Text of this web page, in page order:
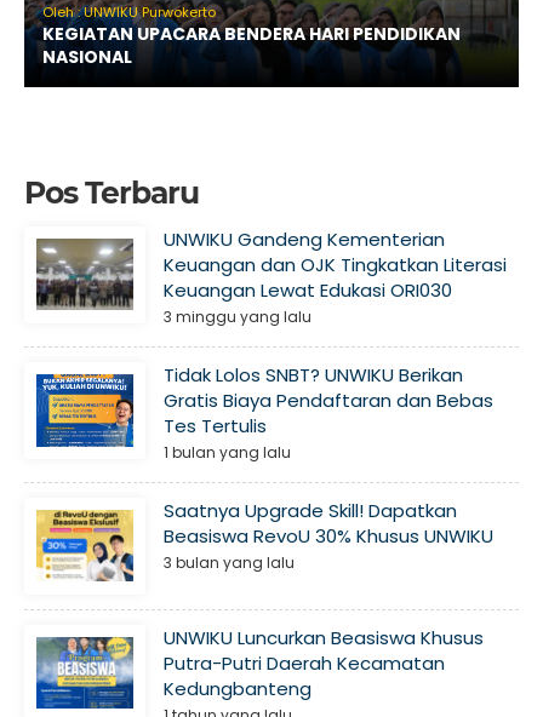
Oleh : UNWIKU Purwokerto
KEGIATAN UPACARA BENDERA HARI PENDIDIKAN
NASIONAL
Pos Terbaru
UNWIKU Gandeng Kementerian
Keuangan dan OJK Tingkatkan Literasi
Keuangan Lewat Edukasi ORI030
3 minggu yang lalu
Tidak Lolos SNBT? UNWIKU Berikan
Gratis Biaya Pendaftaran dan Bebas
Tes Tertulis
1 bulan yang lalu
Saatnya Upgrade Skill! Dapatkan
Beasiswa RevoU 30% Khusus UNWIKU
3 bulan yang lalu
UNWIKU Luncurkan Beasiswa Khusus
Putra-Putri Daerah Kecamatan
Kedungbanteng